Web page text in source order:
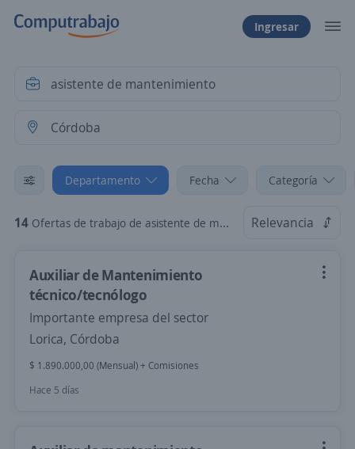
Ingresar
Departamento Fecha Categoría
14 Ofertas de trabajo de asistente de mantenimiento en Córdoba Relevancia
Auxiliar de Mantenimiento
técnico/tecnólogo
Importante empresa del sector
Lorica, Córdoba
$ 1.890.000,00 (Mensual) + Comisiones
Hace 5 días